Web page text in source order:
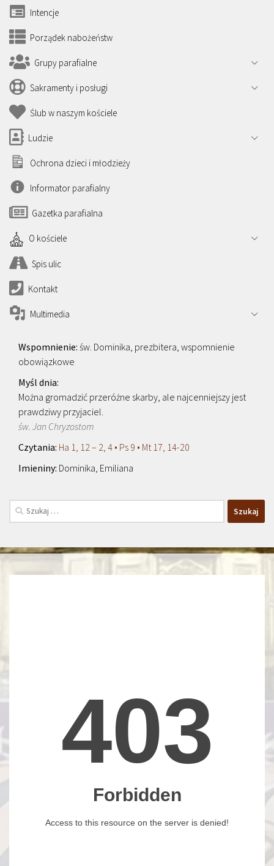
Intencje
Porządek nabożeństw
Grupy parafialne
Sakramenty i posługi
Ślub w naszym kościele
Ludzie
Ochrona dzieci i młodzieży
Informator parafialny
Gazetka parafialna
O kościele
Spis ulic
Kontakt
Multimedia
św. Dominika, prezbitera, wspomnienie
obowiązkowe
Można gromadzić przeróżne skarby, ale najcenniejszy jest
prawdziwy przyjaciel.
św. Jan Chryzostom
Ha 1, 12 – 2, 4 • Ps 9 • Mt 17, 14-20
Dominika, Emiliana
Szukaj: